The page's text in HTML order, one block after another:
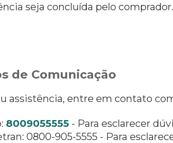
seja concluída pelo
de Comunicação
assistência, entre em contato
8009055555 - Para esclarecer
0800-905-5555 - Para